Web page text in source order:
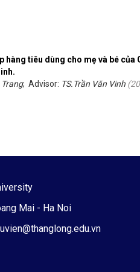
hàng tiêu dùng cho mẹ và bé của
; Advisor: TS.Trần Văn Vinh (
Mai - Ha Noi